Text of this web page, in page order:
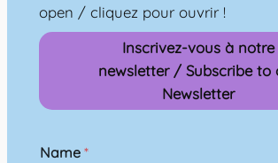
open / cliquez pour ouvrir !
Inscrivez-vous à notre
newsletter / Subscribe to
Newsletter
Name *